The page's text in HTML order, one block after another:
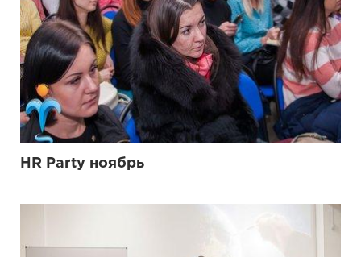
HR Party ноябрь